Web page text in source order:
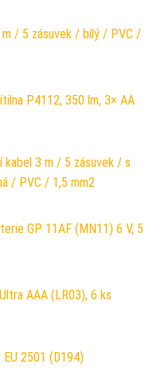
/ 5 zásuvek / bílý / PVC /
P4112, 350 lm, 3× AA
kabel 3 m / 5 zásuvek / s
/ PVC / 1,5 mm2
GP 11AF (MN11) 6 V, 5
AAA (LR03), 6 ks
2501 (D194)